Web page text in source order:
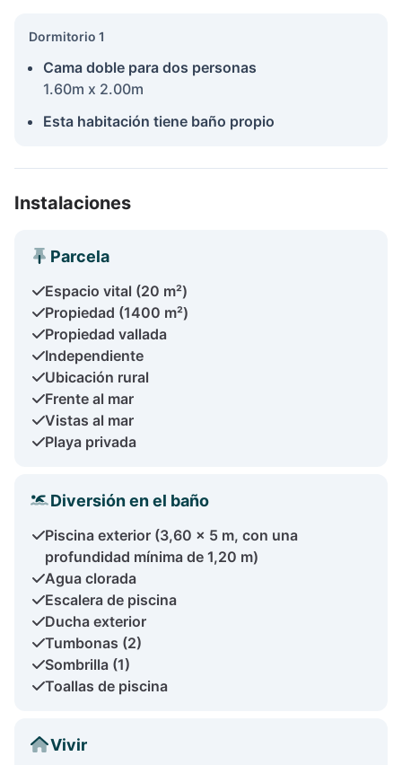
Dormitorio 1
Cama doble para dos personas
1.60m x 2.00m
Esta habitación tiene baño propio
Instalaciones
Parcela
Espacio vital (20 m²)
Propiedad (1400 m²)
Propiedad vallada
Independiente
Ubicación rural
Frente al mar
Vistas al mar
Playa privada
Diversión en el baño
Piscina exterior (3,60 x 5 m, con una
profundidad mínima de 1,20 m)
Agua clorada
Escalera de piscina
Ducha exterior
Tumbonas (2)
Sombrilla (1)
Toallas de piscina
Vivir